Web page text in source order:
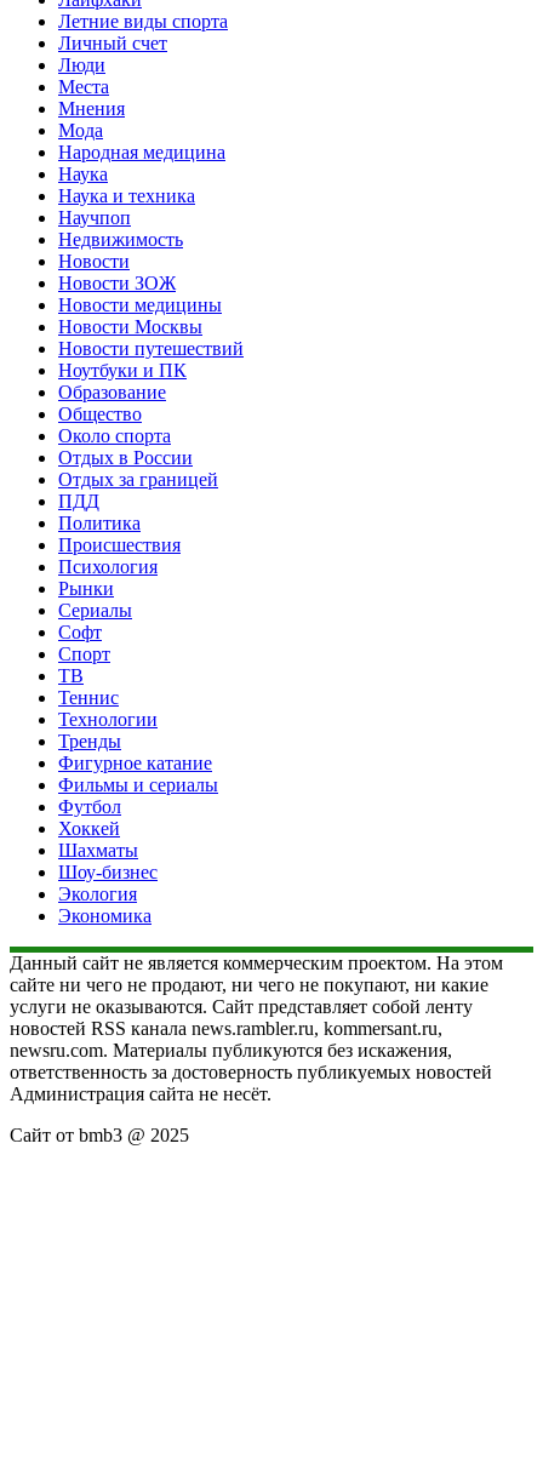
Летние виды спорта
Личный счет
Люди
Места
Мнения
Мода
Народная медицина
Наука
Наука и техника
Научпоп
Недвижимость
Новости
Новости ЗОЖ
Новости медицины
Новости Москвы
Новости путешествий
Ноутбуки и ПК
Образование
Общество
Около спорта
Отдых в России
Отдых за границей
ПДД
Политика
Происшествия
Психология
Рынки
Сериалы
Софт
Спорт
ТВ
Теннис
Технологии
Тренды
Фигурное катание
Фильмы и сериалы
Футбол
Хоккей
Шахматы
Шоу-бизнес
Экология
Экономика
Данный сайт не является коммерческим проектом. На этом
сайте ни чего не продают, ни чего не покупают, ни какие
услуги не оказываются. Сайт представляет собой ленту
новостей RSS канала news.rambler.ru, kommersant.ru,
newsru.com. Материалы публикуются без искажения,
ответственность за достоверность публикуемых новостей
Администрация сайта не несёт.
Сайт от bmb3 @ 2025